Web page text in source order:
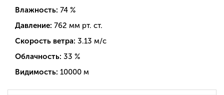
Влажность: 74 %
Давление: 762 мм рт. ст.
Скорость ветра: 3.13 м/с
Облачность: 33 %
Видимость: 10000 м